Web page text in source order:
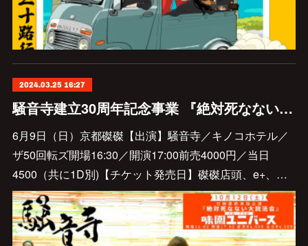
2024.03.25 16:27
騒音寺建立30周年記念事業 『絶対死なない全国行脚』初陣 〜磔磔50周年ロックの日〜出演決定
6月9日（日）京都磔磔【出演】騒音寺／キノコホテル／
ザ50回転ズ開場16:30／開演17:00前売4000円／当日
4500（共に1D別)【チケット発売日】磔磔店頭、e+、…